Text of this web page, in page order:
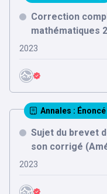
Correction
mathématiques
2023
Annales :
Sujet du brevet
son corrigé
2023